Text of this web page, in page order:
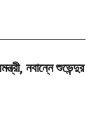
নবান্নে শুভেন্দুর